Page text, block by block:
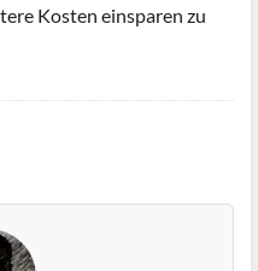
Kosten einsparen zu